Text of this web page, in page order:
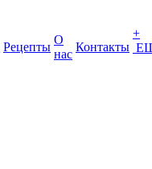
Рецепты
О
нас
Контакты
+